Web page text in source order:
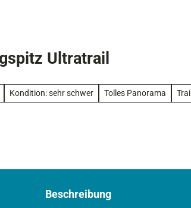
Ultratrail
Kondition: sehr schwer Tolles Panorama Trail
Beschreibung